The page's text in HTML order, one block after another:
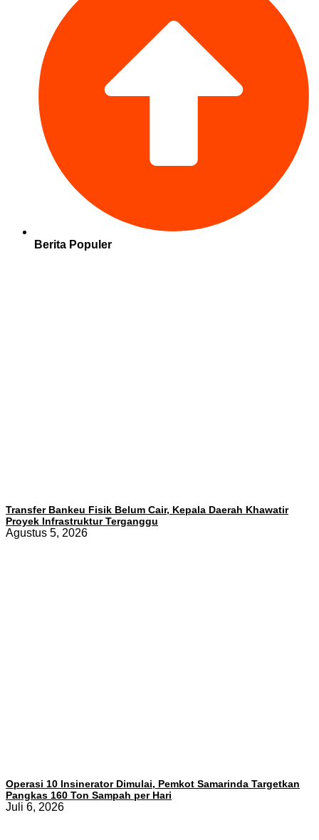
Berita Populer
Transfer Bankeu Fisik Belum Cair, Kepala Daerah Khawatir
Proyek Infrastruktur Terganggu
Agustus 5, 2026
Operasi 10 Insinerator Dimulai, Pemkot Samarinda Targetkan
Pangkas 160 Ton Sampah per Hari
Juli 6, 2026